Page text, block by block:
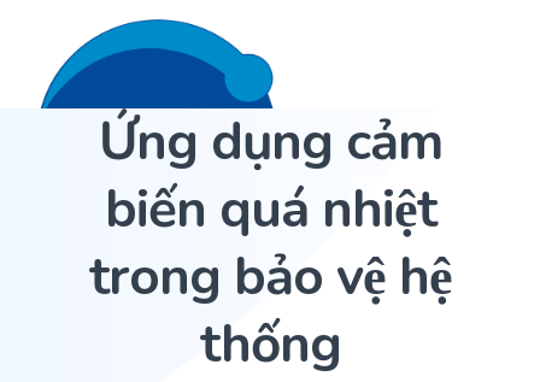
Trang Chủ
Giới thiệu
Dịch Vụ
Liên hệ 24/7
Ứng dụng cảm
biến quá nhiệt
trong bảo vệ hệ
thống